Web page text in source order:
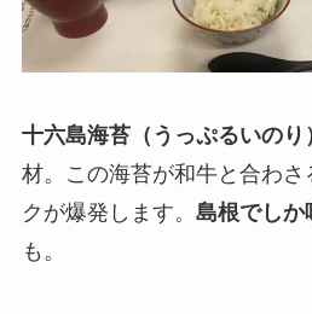
十六島海苔（うっぷるいのり
材。この海苔が和牛と合わさ
クが爆発します。 島根でしか
も。